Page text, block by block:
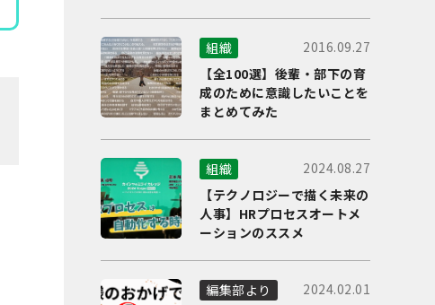
組織
2016.09.27
【全100選】後輩・部下の育
成のために意識したいことを
まとめてみた
組織
2024.08.27
【テクノロジーで描く未来の
人事】HRプロセスオートメ
ーションのススメ
編集部より
2024.02.01